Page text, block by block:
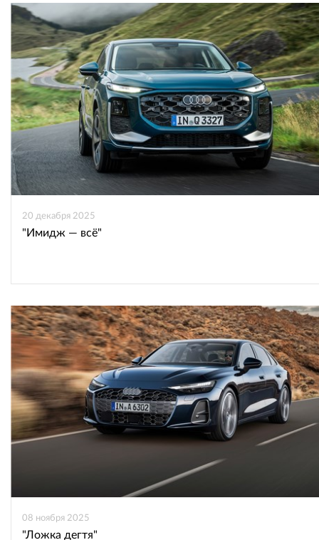
20 декабря 2025
"Имидж — всё"
08 ноября 2025
"Ложка дегтя"